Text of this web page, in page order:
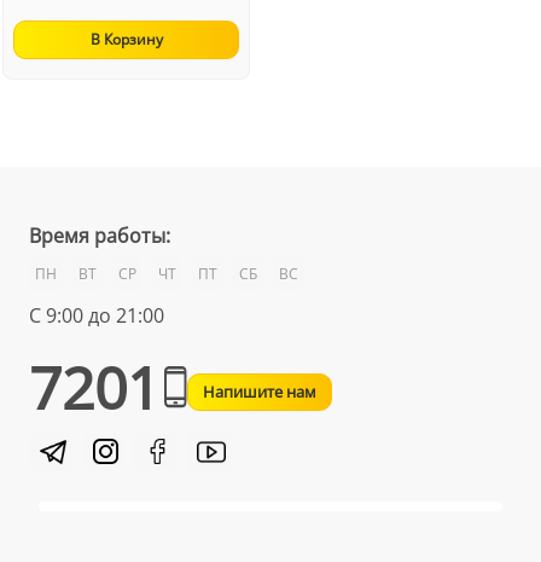
В Корзину
Время работы:
ПН ВТ СР ЧТ ПТ СБ ВС
С 9:00 до 21:00
7201 Напишите нам